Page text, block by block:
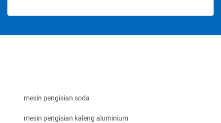
mesin pengisian soda
mesin pengisian kaleng aluminium